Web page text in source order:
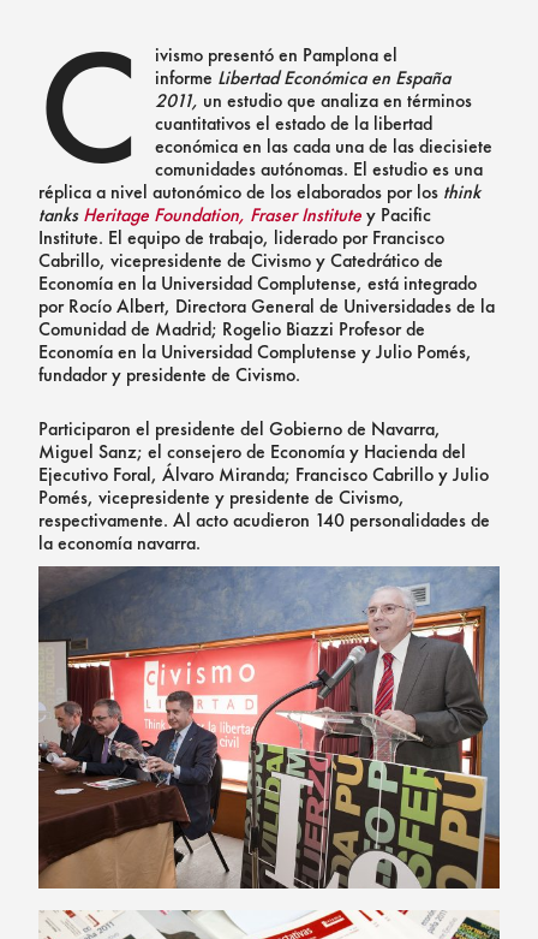
C
ivismo presentó en Pamplona el
informe Libertad Económica en España
2011, un estudio que analiza en términos
cuantitativos el estado de la libertad
económica en las cada una de las diecisiete
comunidades autónomas. El estudio es una
réplica a nivel autonómico de los elaborados por los think
tanks Heritage Foundation, Fraser Institutey Pacific
Institute. El equipo de trabajo, liderado por Francisco
Cabrillo, vicepresidente de Civismo y Catedrático de
Economía en la Universidad Complutense, está integrado
por Rocío Albert, Directora General de Universidades de la
Comunidad de Madrid; Rogelio Biazzi Profesor de
Economía en la Universidad Complutense y Julio Pomés,
fundador y presidente de Civismo.
Participaron el presidente del Gobierno de Navarra,
Miguel Sanz; el consejero de Economía y Hacienda del
Ejecutivo Foral, Álvaro Miranda; Francisco Cabrillo y Julio
Pomés, vicepresidente y presidente de Civismo,
respectivamente. Al acto acudieron 140 personalidades de
la economía navarra.